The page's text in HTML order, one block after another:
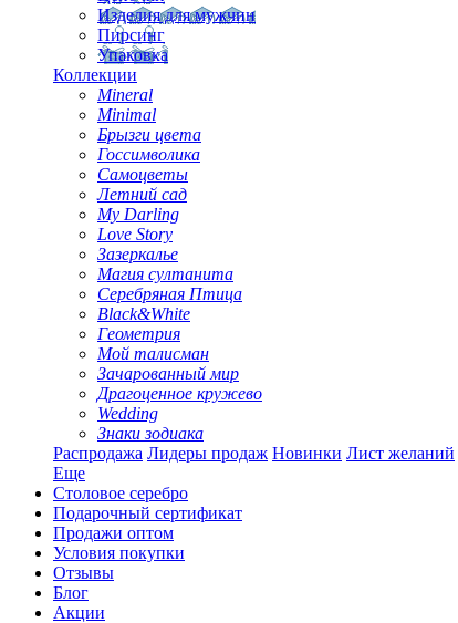
Изделия для мужчин
Пирсинг
Упаковка
Коллекции
Mineral
Minimal
Брызги цвета
Госсимволика
Самоцветы
Летний сад
My Darling
Love Story
Зазеркалье
Магия султанита
Серебряная Птица
Black&White
Геометрия
Мой талисман
Зачарованный мир
Драгоценное кружево
Wedding
Знаки зодиака
Распродажа Лидеры продаж Новинки Лист желаний
Еще
Столовое серебро
Подарочный сертификат
Продажи оптом
Условия покупки
Отзывы
Блог
Акции